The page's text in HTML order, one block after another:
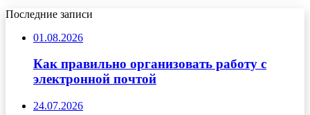
Последние записи
01.08.2026
Как правильно организовать работу с
электронной почтой
24.07.2026